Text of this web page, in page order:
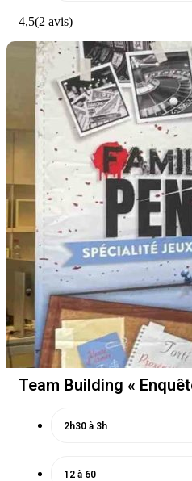
4,5(2 avis)
Team Building «
2h30 à 3h
12 à 60